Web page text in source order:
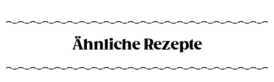
Ähnliche Rezepte